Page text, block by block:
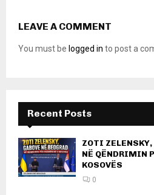
LEAVE A COMMENT
You must be logged in to post a
Recent Posts
ZOTI ZELENSKY,
NË QËNDRIMIN
KOSOVËS
0